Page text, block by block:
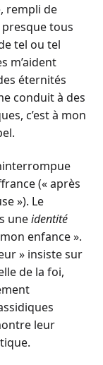
rempli de
presque tous
tel ou tel
m’aident
éternités
conduit à des
c’est à mon
(« après
»). Le
uneidentité
enfance ».
» insiste sur
de la foi,
leur